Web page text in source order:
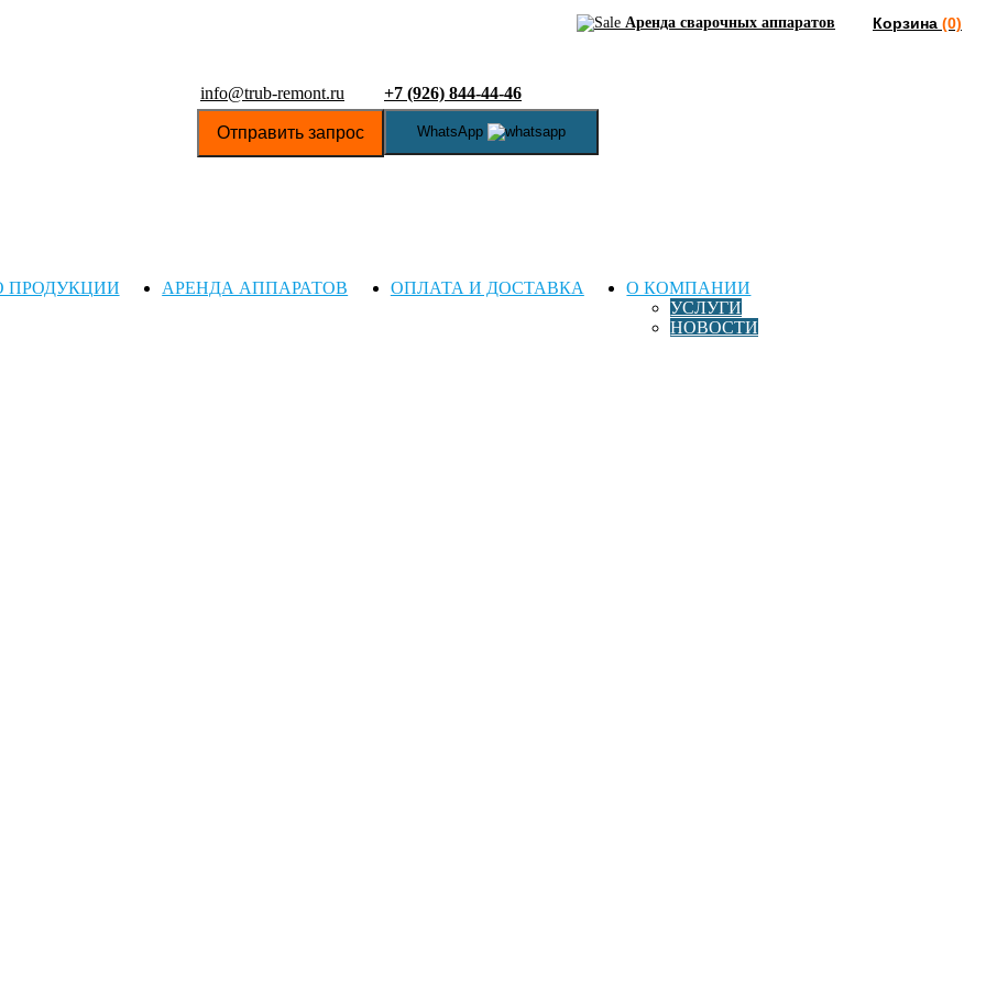
Аренда сварочных аппаратов Корзина (0)
info@trub-remont.ru
Отправить запрос
+7 (926) 844-44-46
WhatsApp
ПРОДУКЦИИ АРЕНДА АППАРАТОВ ОПЛАТА И ДОСТАВКА
О КОМПАНИИ
УСЛУГИ
НОВОСТИ